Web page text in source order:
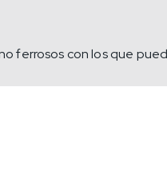
ferrosos con los que